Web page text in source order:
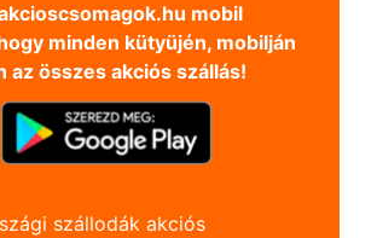
mobil
minden kütyüjén, mobilján
az összes akciós szállás!
szállodák akciós